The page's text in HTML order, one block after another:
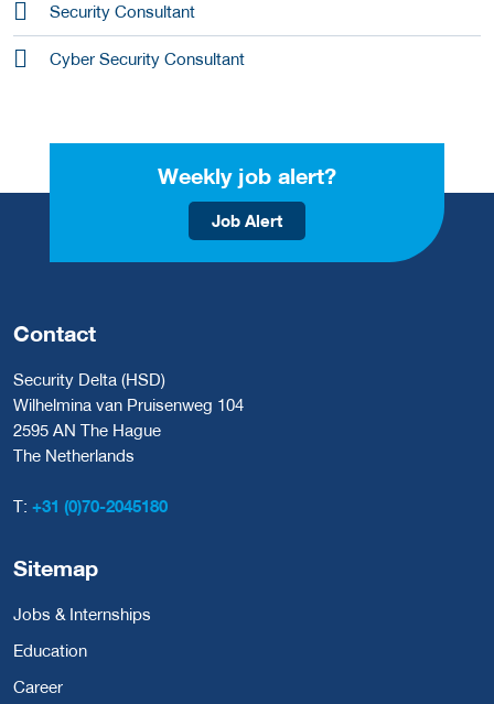
Security Consultant
Cyber Security Consultant
Weekly job alert?
Job Alert
Contact
Security Delta (HSD)
Wilhelmina van Pruisenweg 104
2595 AN The Hague
The Netherlands
T: +31 (0)70-2045180
Sitemap
Jobs & Internships
Education
Career